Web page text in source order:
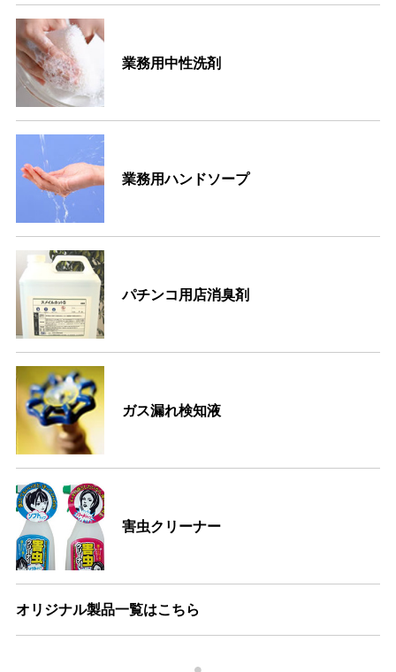
業務用中性洗剤
業務用ハンドソープ
パチンコ用店消臭剤
ガス漏れ検知液
害虫クリーナー
オリジナル製品一覧はこちら